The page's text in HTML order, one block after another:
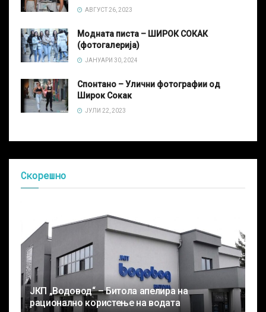
АВГУСТ 26, 2023
Модната писта – ШИРОК СОКАК
(фотогалерија)
ЈАНУАРИ 30, 2024
Спонтано – Улични фотографии од
Широк Сокак
ЈУЛИ 22, 2023
Скорешно
ЈКП „Водовод“ – Битола апелира на
рационално користење на водата